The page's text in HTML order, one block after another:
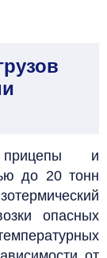
и
до 20 тонн
опасных